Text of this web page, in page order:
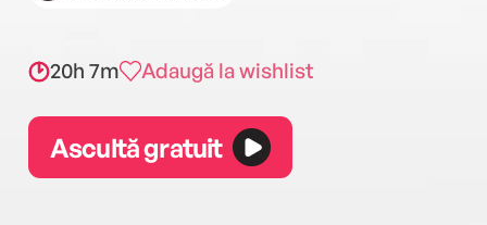
20h 7m Adaugă la wishlist
Ascultă gratuit